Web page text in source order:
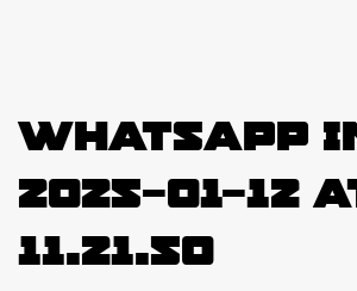
WhatsApp
2025-01-12
11.21.50